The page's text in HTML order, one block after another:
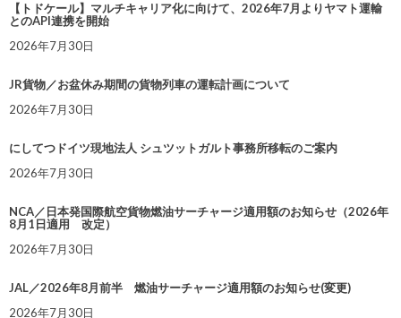
【トドケール】マルチキャリア化に向けて、2026年7月よりヤマト運輸
とのAPI連携を開始
2026年7月30日
JR貨物／お盆休み期間の貨物列車の運転計画について
2026年7月30日
にしてつドイツ現地法人 シュツットガルト事務所移転のご案内
2026年7月30日
NCA／日本発国際航空貨物燃油サーチャージ適用額のお知らせ（2026年
8月1日適用 改定）
2026年7月30日
JAL／2026年8月前半 燃油サーチャージ適用額のお知らせ(変更)
2026年7月30日